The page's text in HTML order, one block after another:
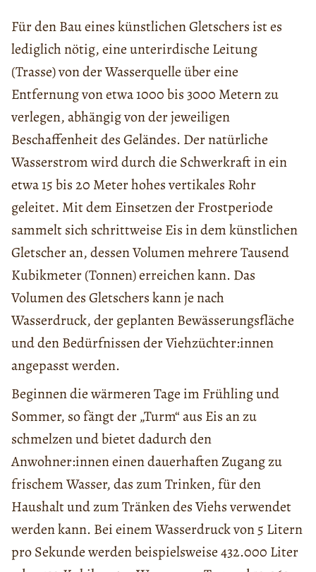
Für den Bau eines künstlichen Gletschers ist es
lediglich nötig, eine unterirdische Leitung
(Trasse) von der Wasserquelle über eine
Entfernung von etwa 1000 bis 3000 Metern zu
verlegen, abhängig von der jeweiligen
Beschaffenheit des Geländes. Der natürliche
Wasserstrom wird durch die Schwerkraft in ein
etwa 15 bis 20 Meter hohes vertikales Rohr
geleitet. Mit dem Einsetzen der Frostperiode
sammelt sich schrittweise Eis in dem künstlichen
Gletscher an, dessen Volumen mehrere Tausend
Kubikmeter (Tonnen) erreichen kann. Das
Volumen des Gletschers kann je nach
Wasserdruck, der geplanten Bewässerungsfläche
und den Bedürfnissen der Viehzüchter:innen
angepasst werden.
Beginnen die wärmeren Tage im Frühling und
Sommer, so fängt der „Turm“ aus Eis an zu
schmelzen und bietet dadurch den
Anwohner:innen einen dauerhaften Zugang zu
frischem Wasser, das zum Trinken, für den
Haushalt und zum Tränken des Viehs verwendet
werden kann. Bei einem Wasserdruck von 5 Litern
pro Sekunde werden beispielsweise 432.000 Liter